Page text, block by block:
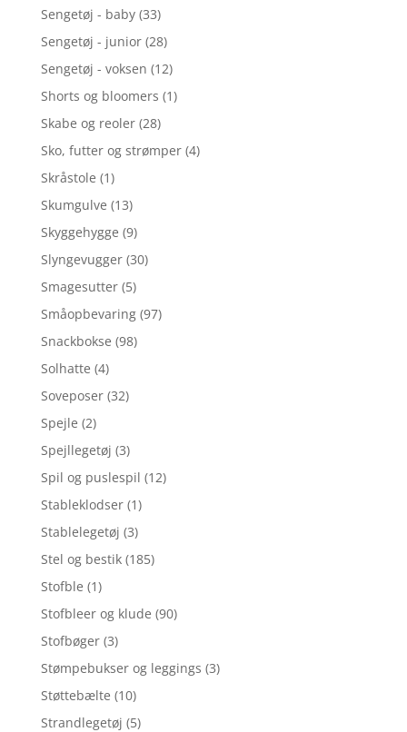
Sengetøj - baby (33)
Sengetøj - junior (28)
Sengetøj - voksen (12)
Shorts og bloomers (1)
Skabe og reoler (28)
Sko, futter og strømper (4)
Skråstole (1)
Skumgulve (13)
Skyggehygge (9)
Slyngevugger (30)
Smagesutter (5)
Småopbevaring (97)
Snackbokse (98)
Solhatte (4)
Soveposer (32)
Spejle (2)
Spejllegetøj (3)
Spil og puslespil (12)
Stableklodser (1)
Stablelegetøj (3)
Stel og bestik (185)
Stofble (1)
Stofbleer og klude (90)
Stofbøger (3)
Stømpebukser og leggings (3)
Støttebælte (10)
Strandlegetøj (5)